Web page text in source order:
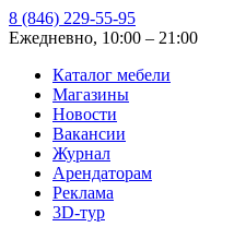
8 (846) 229-55-95
Ежедневно, 10:00 – 21:00
Каталог мебели
Магазины
Новости
Вакансии
Журнал
Арендаторам
Реклама
3D-тур